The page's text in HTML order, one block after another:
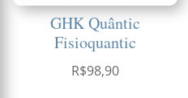
GHK Quântic
Fisioquantic
R$98,90